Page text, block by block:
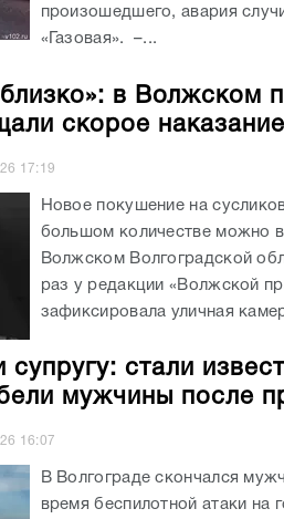
произошедшего, авария
«Газовая». –...
в Волжском
скорое наказание
17:19
Новое покушение на
большом количестве можно
Волжском Волгоградской
раз у редакции «Волжской
зафиксировала уличная
супругу: стали
мужчины после
16:07
В Волгограде скончался
время беспилотной атаки на